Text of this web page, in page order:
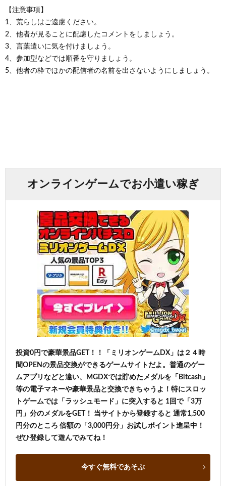
【注意事項】
1、荒らしはご遠慮ください。
2、他者が見ることに配慮したコメントをしましょう。
3、言葉遣いに気を付けましょう。
4、参加型などでは順番を守りましょう。
5、他者の枠でほかの配信者の名前を出さないようにしましょう。
オンラインゲームでお小遣い稼ぎ
投資0円で豪華景品GET！！「ミリオンゲームDX」は２４時
間OPENの景品交換ができるゲームサイトだよ。普通のゲー
ムアプリなどと違い、MGDXでは貯めたメダルを「Bitcash」
等の電子マネーや豪華景品と交換できちゃうよ！特にスロッ
トゲームでは「ラッシュモード」に突入すると 1回で「3万
円」分のメダルをGET！ 当サイトから登録すると 通常1,500
円分のところ 倍額の「3,000円分」お試しポイント進呈中！
ぜひ登録して遊んでみてね！
今すぐ無料であそぶ